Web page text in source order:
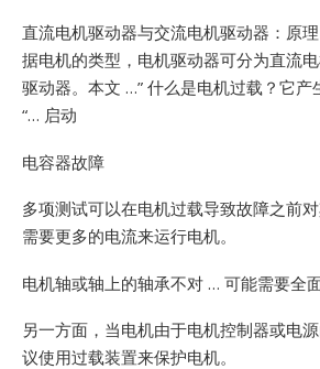
直流电机驱动器与交流电机驱动器：原
据电机的类型，电机驱动器可分为直流
驱动器。本文 …” 什么是电机过载？它产
“… 启动
电容器故障
多项测试可以在电机过载导致故障之前
需要更多的电流来运行电机。
电机轴或轴上的轴承不对 … 可能需要全面
另一方面，当电机由于电机控制器或电
议使用过载装置来保护电机。